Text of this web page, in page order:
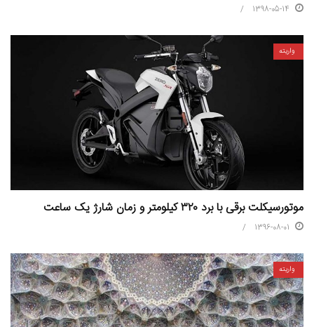
1398-05-14
واریته
موتورسیکلت برقی با برد ۳۲۰ کیلومتر و زمان شارژ یک ساعت
1396-08-01
واریته